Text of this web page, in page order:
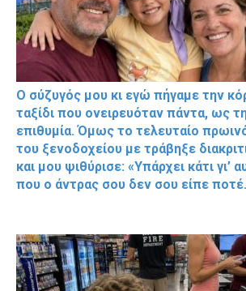
Ο σύζυγός μου κι εγώ πήγαμε την
ταξίδι που ονειρευόταν πάντα, ως
επιθυμία. Όμως το τελευταίο
του ξενοδοχείου με τράβηξε
και μου ψιθύρισε: «Υπάρχει κάτι γι’
που ο άντρας σου δεν σου είπε